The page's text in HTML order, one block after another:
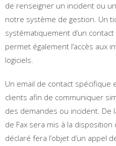
de renseigner un incident ou
notre système de gestion. Un
systématiquement d’un
permet également l’accès aux
logiciels.
Un email de contact spécifique
clients afin de communiquer
des demandes ou incident. De
de Fax sera mis à la
déclaré fera l’objet d’un appel